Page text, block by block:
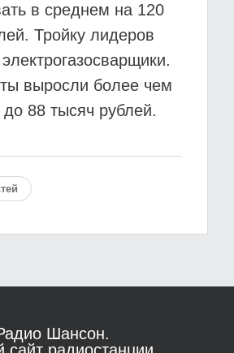
в среднем на 120
Тройку лидеров
выросли более чем
до 88 тысяч рублей.
Шансон.